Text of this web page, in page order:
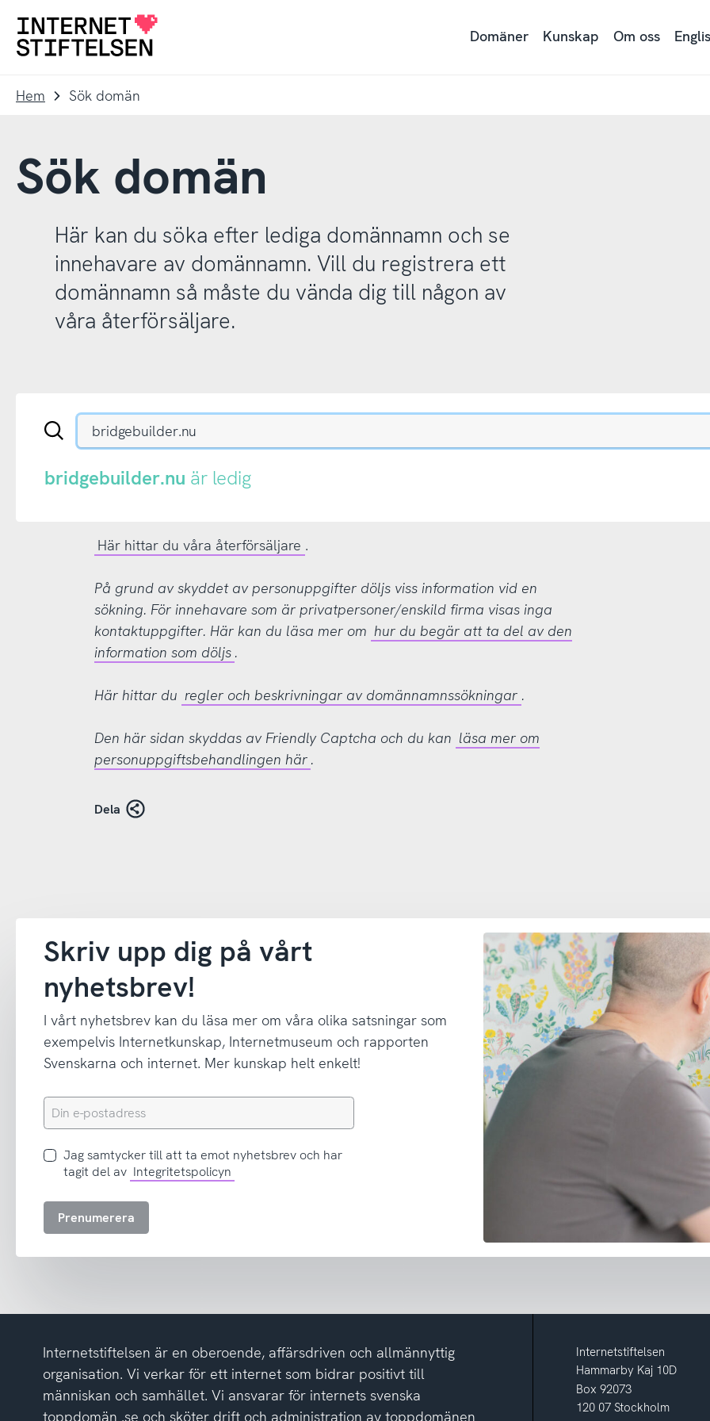
navigering
innehåll
Till
Domäner Kunskap Om oss
Hem Sök domän
Sök domän
Här kan du söka efter lediga domännamn och se
innehavare av domännamn. Vill du registrera ett
domännamn så måste du vända dig till någon av
våra återförsäljare.
Sök
.se-
eller
.nu-
bridgebuilder.nu är ledig
Här hittar du våra återförsäljare .
På grund av skyddet av personuppgifter döljs viss information vid en
sökning. För innehavare som är privatpersoner/enskild firma visas inga
kontaktuppgifter. Här kan du läsa mer om hur du begär att ta del av den
information som döljs .
Här hittar du regler och beskrivningar av domännamnssökningar .
Den här sidan skyddas av Friendly Captcha och du kan läsa mer om
personuppgiftsbehandlingen här .
Dela
Skriv upp dig på vårt
nyhetsbrev!
I vårt nyhetsbrev kan du läsa mer om våra olika satsningar som
exempelvis Internetkunskap, Internetmuseum och rapporten
Svenskarna och internet. Mer kunskap helt enkelt!
Din
e-
Jag
samtycker
att
nyhetsbrev
tagit
av
integritetspolicyn
Jag samtycker till att ta emot nyhetsbrev och har
tagit del av Integritetspolicyn
Prenumerera
Internetstiftelsen är en oberoende, affärsdriven och allmännyttig
organisation. Vi verkar för ett internet som bidrar positivt till
människan och samhället. Vi ansvarar för internets svenska
toppdomän .se och sköter drift och administration av toppdomänen
Internetstiftelsen
Hammarby Kaj 10D
Box 92073
120 07 Stockholm